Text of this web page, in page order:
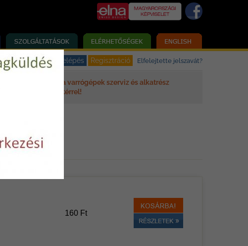
Elfelejtette jelszavát?
Elna varrógépek szerviz és alkatrész
háttérrel!
160 Ft